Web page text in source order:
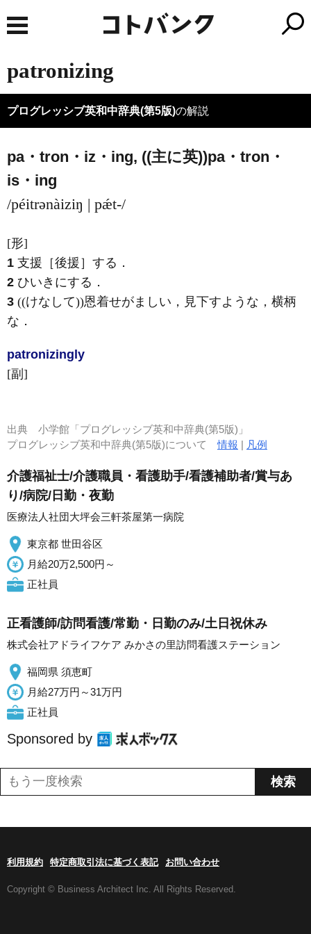
patronizing
プログレッシブ英和中辞典(第5版)の解説
pa・tron・iz・ing, ((主に英))pa・tron・
is・ing
/péitrənàiziŋ | pǽt-/
[形]
1 支援［後援］する ．
2 ひいきにする ．
3 ((けなして))恩着せがましい，見下すような，横柄
な ．
patronizing ly
[副]
出典 小学館「プログレッシブ英和中辞典(第5版)」
プログレッシブ英和中辞典(第5版)について情報 | 凡例
介護福祉士/介護職員・看護助手/看護補助者/賞与あ
り/病院/日勤・夜勤
医療法人社団大坪会三軒茶屋第一病院
東京都 世田谷区
月給20万2,500円～
正社員
正看護師/訪問看護/常勤・日勤のみ/土日祝休み
株式会社アドライフケア みかさの里訪問看護ステーション
福岡県 須恵町
月給27万円～31万円
正社員
Sponsored by
利用規約 特定商取引法に基づく表記 お問い合わせ
Copyright © Business Architect Inc. All Rights Reserved.